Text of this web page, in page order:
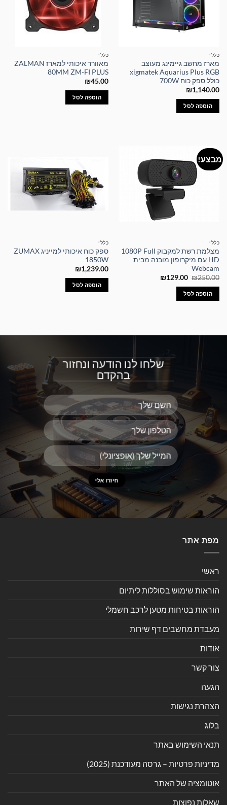
כללי
מארז מחשב גיימינג מעוצב
xigmatek Aquarius Plus RGB
כולל ספק כוח 700W
₪1,140.00
הוספה לסל
כללי
מאוורר איכותי למארז ZALMAN
80MM ZM-FI PLUS
₪45.00
הוספה לסל
מבצע!
כללי
מצלמת רשת למקבוק 1080P Full
HD עם מיקרופון מובנה מבית
Webcam
₪250.00
המחיר
היה:
₪250.00.
₪129.00
המחיר
הוספה לסל
כללי
ספק כוח איכותי למייניג ZUMAX
1850W
₪1,239.00
הוספה לסל
שלחו לנו הודעה ונחזור
בהקדם
מפת אתר
ראשי
הוראות שימוש בסוללות ליתיום
הוראות בטיחות מטען לרכב חשמלי
מעבדת מחשבים דף שירות
אודות
צור קשר
הגעה
הצהרת נגישות
בלוג
תנאי השימוש באתר
מדיניות פרטיות – גרסה מעודכנת (2025)
אוטומציה של האתר
שאלות נפוצות